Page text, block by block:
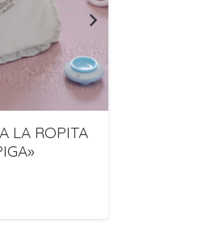
LA ROPITA